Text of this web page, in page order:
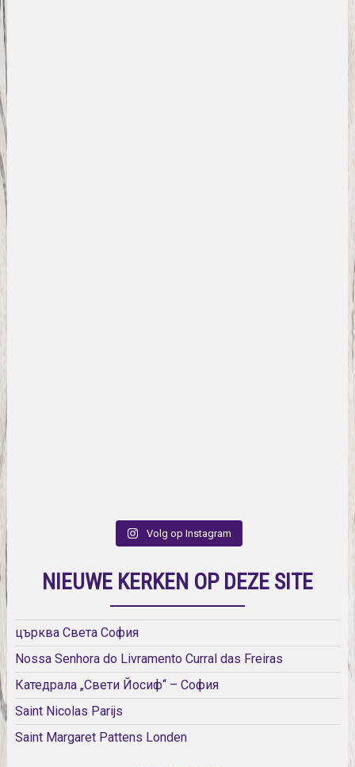
Volg op Instagram
NIEUWE KERKEN OP DEZE SITE
църква Света София
Nossa Senhora do Livramento Curral das Freiras
Катедрала „Свети Йосиф“ – София
Saint Nicolas Parijs
Saint Margaret Pattens Londen